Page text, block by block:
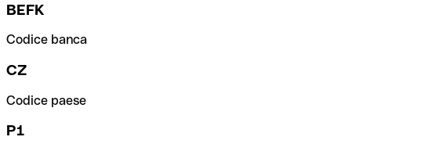
BEFK
Codice banca
CZ
Codice paese
P1